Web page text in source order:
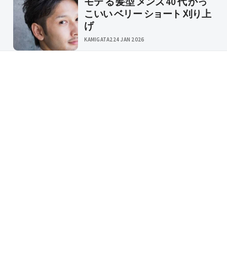
こいい ベリー ショート 刈り上
げ
KAMIGATA2 24 JAN 2026